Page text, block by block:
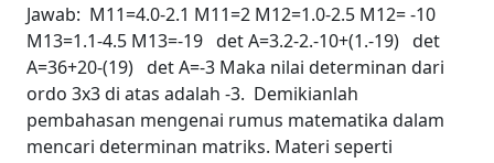
Jawab: M11=4.0-2.1 M11=2 M12=1.0-2.5 M12= -10
M13=1.1-4.5 M13=-19 detA=3.2-2.-10+(1.-19) det
A=36+20-(19) detA=-3 Maka nilai determinan dari
ordo 3x3 di atas adalah -3. Demikianlah
pembahasan mengenai rumus matematika dalam
mencari determinan matriks. Materi seperti